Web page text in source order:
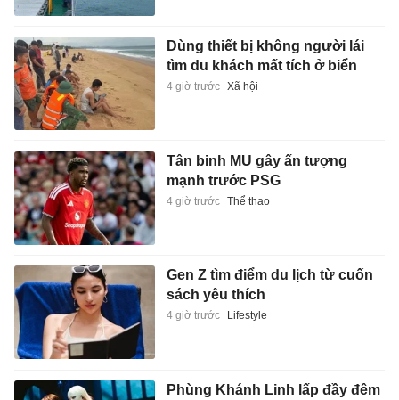
Dùng thiết bị không người lái
tìm du khách mất tích ở biển
4 giờ trước Xã hội
Tân binh MU gây ấn tượng
mạnh trước PSG
4 giờ trước Thể thao
Gen Z tìm điểm du lịch từ cuốn
sách yêu thích
4 giờ trước Lifestyle
Phùng Khánh Linh lấp đầy đêm